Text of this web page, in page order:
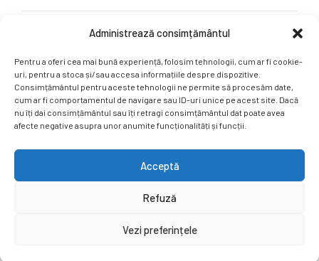
Administrează consimțământul
Pentru a oferi cea mai bună experiență, folosim tehnologii, cum ar fi cookie-
uri, pentru a stoca și/sau accesa informațiile despre dispozitive.
Consimțământul pentru aceste tehnologii ne permite să procesăm date,
cum ar fi comportamentul de navigare sau ID-uri unice pe acest site. Dacă
nu îți dai consimțământul sau îți retragi consimțământul dat poate avea
afecte negative asupra unor anumite funcționalități și funcții.
Acceptă
Refuză
Vezi preferințele
Ne puteți găsi și pe rețelele sociale.